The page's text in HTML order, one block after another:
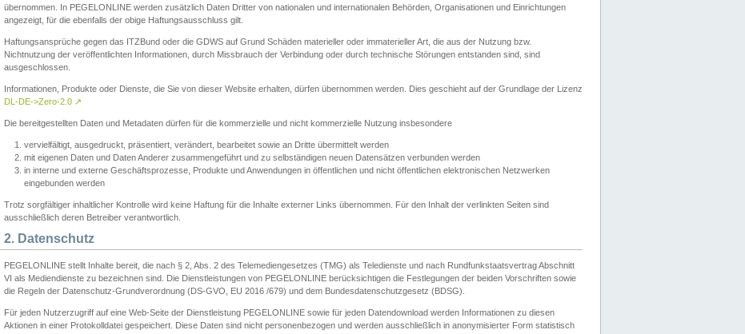
übernommen. In PEGELONLINE werden zusätzlich Daten Dritter von nationalen und internationalen Behörden, Organisationen und Einrichtungen
angezeigt, für die ebenfalls der obige Haftungsausschluss gilt.
Haftungsansprüche gegen das ITZBund oder die GDWS auf Grund Schäden materieller oder immaterieller Art, die aus der Nutzung bzw.
Nichtnutzung der veröffentlichten Informationen, durch Missbrauch der Verbindung oder durch technische Störungen entstanden sind, sind
ausgeschlossen.
Informationen, Produkte oder Dienste, die Sie von dieser Website erhalten, dürfen übernommen werden. Dies geschieht auf der Grundlage der Lizenz
DL-DE->Zero-2.0 ↗
Die bereitgestellten Daten und Metadaten dürfen für die kommerzielle und nicht kommerzielle Nutzung insbesondere
vervielfältigt, ausgedruckt, präsentiert, verändert, bearbeitet sowie an Dritte übermittelt werden
mit eigenen Daten und Daten Anderer zusammengeführt und zu selbständigen neuen Datensätzen verbunden werden
in interne und externe Geschäftsprozesse, Produkte und Anwendungen in öffentlichen und nicht öffentlichen elektronischen Netzwerken
eingebunden werden
Trotz sorgfältiger inhaltlicher Kontrolle wird keine Haftung für die Inhalte externer Links übernommen. Für den Inhalt der verlinkten Seiten sind
ausschließlich deren Betreiber verantwortlich.
2. Datenschutz
PEGELONLINE stellt Inhalte bereit, die nach § 2, Abs. 2 des Telemediengesetzes (TMG) als Teledienste und nach Rundfunkstaatsvertrag Abschnitt
VI als Mediendienste zu bezeichnen sind. Die Dienstleistungen von PEGELONLINE berücksichtigen die Festlegungen der beiden Vorschriften sowie
die Regeln der Datenschutz-Grundverordnung (DS-GVO, EU 2016 /679) und dem Bundesdatenschutzgesetz (BDSG).
Für jeden Nutzerzugriff auf eine Web-Seite der Dienstleistung PEGELONLINE sowie für jeden Datendownload werden Informationen zu diesen
Aktionen in einer Protokolldatei gespeichert. Diese Daten sind nicht personenbezogen und werden ausschließlich in anonymisierter Form statistisch